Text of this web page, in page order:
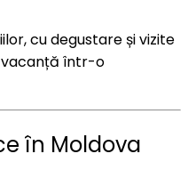
cu degustare și vizite
într-o
în Moldova